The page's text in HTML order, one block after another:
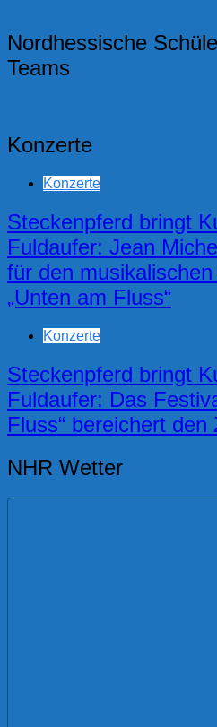
Nordhessische
Teams
Konzerte
Konzerte
Steckenpferd bringt
Fuldaufer: Jean
für den
„Unten am Fluss“
Konzerte
Steckenpferd bringt
Fuldaufer: Das
Fluss“ bereichert den
NHR Wetter